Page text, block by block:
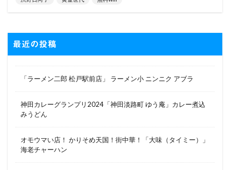
最近の投稿
「ラーメン二郎 松戸駅前店」 ラーメン小 ニンニク アブラ
神田カレーグランプリ2024「神田淡路町 ゆう庵」カレー煮込
みうどん
オモウマい店！ かりそめ天国！街中華！「大味（タイミー）」
海老チャーハン